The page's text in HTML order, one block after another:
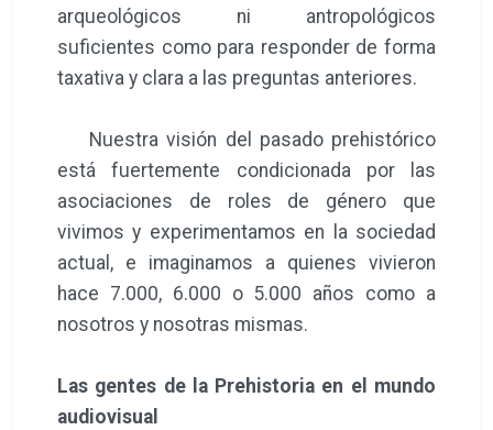
arqueológicos ni antropológicos
suficientes como para responder de forma
taxativa y clara a las preguntas anteriores.
Nuestra visión del pasado prehistórico
está fuertemente condicionada por las
asociaciones de roles de género que
vivimos y experimentamos en la sociedad
actual, e imaginamos a quienes vivieron
hace 7.000, 6.000 o 5.000 años como a
nosotros y nosotras mismas.
Las gentes de la Prehistoria en el mundo
audiovisual